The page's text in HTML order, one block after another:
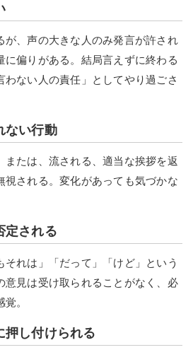
が、声の大きな人のみ発言が許され
に偏りがある。結局言えずに終わる
わない人の責任」としてやり過ごさ
ない行動
または、流される、適当な挨拶を返
視される。変化があっても気づかな
定される
れは」「だって」「けど」という
意見は受け取られることがなく、必
。
押し付けられる